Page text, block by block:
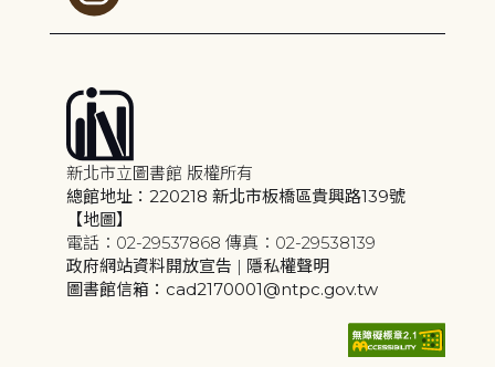
新北市立圖書館 版權所有
總館地址：220218 新北市板橋區貴興路139號
【地圖】
電話：02-29537868 傳真：02-29538139
政府網站資料開放宣告 | 隱私權聲明
圖書館信箱：cad2170001@ntpc.gov.tw